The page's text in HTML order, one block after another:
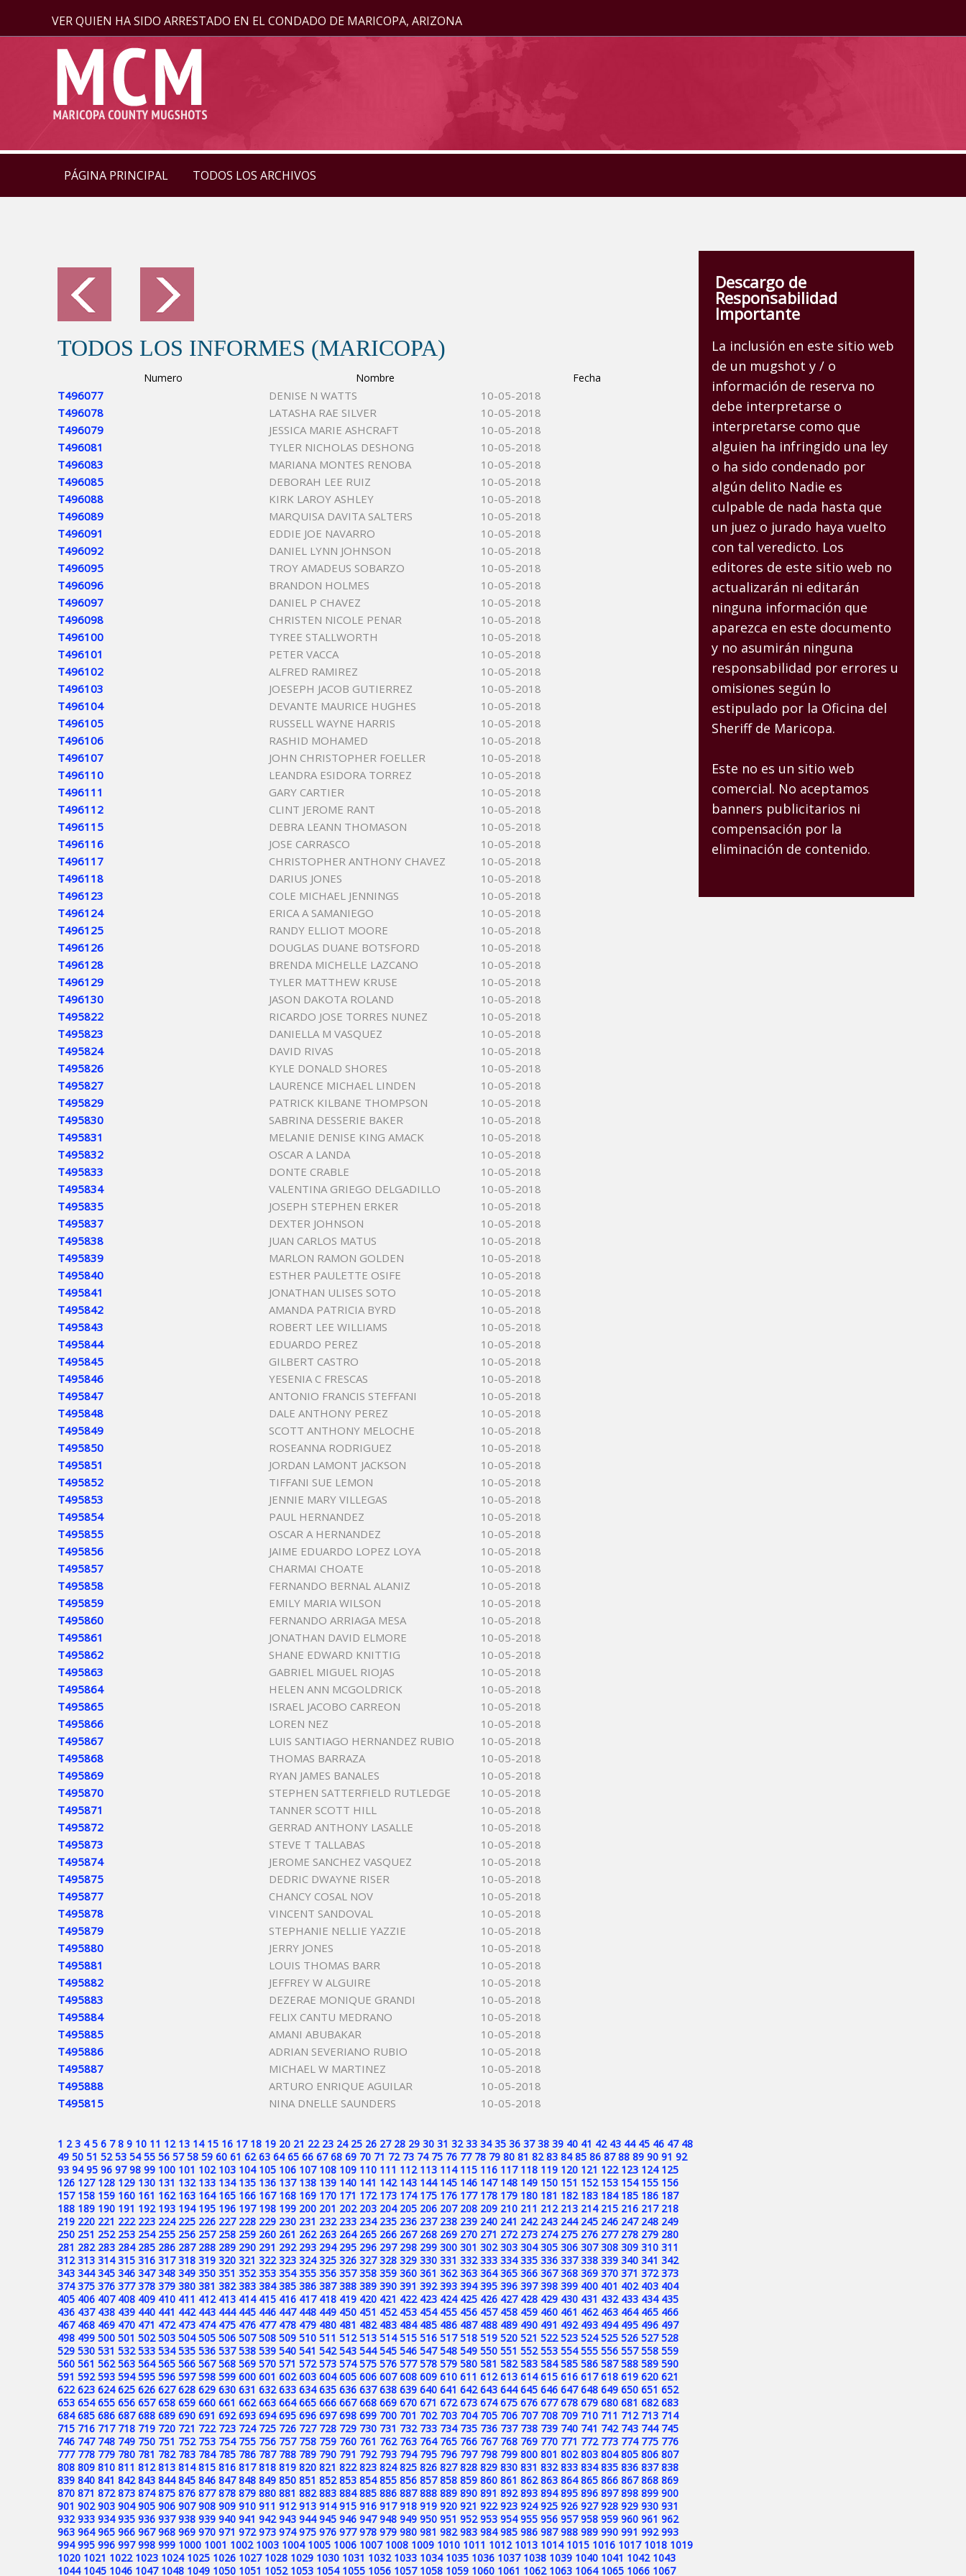
VER QUIEN HA SIDO ARRESTADO EN EL CONDADO DE MARICOPA, ARIZONA
PÁGINA PRINCIPAL TODOS LOS ARCHIVOS
TODOS LOS INFORMES (MARICOPA)
Numero Nombre Fecha
T496077 DENISE N WATTS
10-05-2018
T496078
LATASHA RAE SILVER
10-05-2018
T496079
JESSICA MARIE ASHCRAFT
10-05-2018
T496081
TYLER NICHOLAS DESHONG
10-05-2018
T496083
MARIANA MONTES RENOBA
10-05-2018
T496085
DEBORAH LEE RUIZ
10-05-2018
T496088
KIRK LAROY ASHLEY
10-05-2018
T496089
MARQUISA DAVITA SALTERS
10-05-2018
T496091
EDDIE JOE NAVARRO
10-05-2018
T496092
DANIEL LYNN JOHNSON
10-05-2018
T496095
TROY AMADEUS SOBARZO
10-05-2018
T496096
BRANDON HOLMES
10-05-2018
T496097
DANIEL P CHAVEZ
10-05-2018
T496098
CHRISTEN NICOLE PENAR
10-05-2018
T496100
TYREE STALLWORTH
10-05-2018
T496101
PETER VACCA
10-05-2018
T496102
ALFRED RAMIREZ
10-05-2018
T496103
JOESEPH JACOB GUTIERREZ
10-05-2018
T496104
DEVANTE MAURICE HUGHES
10-05-2018
T496105
RUSSELL WAYNE HARRIS
10-05-2018
T496106
RASHID MOHAMED
10-05-2018
T496107
JOHN CHRISTOPHER FOELLER
10-05-2018
T496110
LEANDRA ESIDORA TORREZ
10-05-2018
T496111
GARY CARTIER
10-05-2018
T496112
CLINT JEROME RANT
10-05-2018
T496115
DEBRA LEANN THOMASON
10-05-2018
T496116
JOSE CARRASCO
10-05-2018
T496117
CHRISTOPHER ANTHONY CHAVEZ
10-05-2018
T496118
DARIUS JONES
10-05-2018
T496123
COLE MICHAEL JENNINGS
10-05-2018
T496124
ERICA A SAMANIEGO
10-05-2018
T496125
RANDY ELLIOT MOORE
10-05-2018
T496126
DOUGLAS DUANE BOTSFORD
10-05-2018
T496128
BRENDA MICHELLE LAZCANO
10-05-2018
T496129
TYLER MATTHEW KRUSE
10-05-2018
T496130
JASON DAKOTA ROLAND
10-05-2018
T495822
RICARDO JOSE TORRES NUNEZ
10-05-2018
T495823
DANIELLA M VASQUEZ
10-05-2018
T495824
DAVID RIVAS
10-05-2018
T495826
KYLE DONALD SHORES
10-05-2018
T495827
LAURENCE MICHAEL LINDEN
10-05-2018
T495829
PATRICK KILBANE THOMPSON
10-05-2018
T495830
SABRINA DESSERIE BAKER
10-05-2018
T495831
MELANIE DENISE KING AMACK
10-05-2018
T495832
OSCAR A LANDA
10-05-2018
T495833
DONTE CRABLE
10-05-2018
T495834
VALENTINA GRIEGO DELGADILLO
10-05-2018
T495835
JOSEPH STEPHEN ERKER
10-05-2018
T495837
DEXTER JOHNSON
10-05-2018
T495838
JUAN CARLOS MATUS
10-05-2018
T495839
MARLON RAMON GOLDEN
10-05-2018
T495840
ESTHER PAULETTE OSIFE
10-05-2018
T495841
JONATHAN ULISES SOTO
10-05-2018
T495842
AMANDA PATRICIA BYRD
10-05-2018
T495843
ROBERT LEE WILLIAMS
10-05-2018
T495844
EDUARDO PEREZ
10-05-2018
T495845
GILBERT CASTRO
10-05-2018
T495846
YESENIA C FRESCAS
10-05-2018
T495847
ANTONIO FRANCIS STEFFANI
10-05-2018
T495848
DALE ANTHONY PEREZ
10-05-2018
T495849
SCOTT ANTHONY MELOCHE
10-05-2018
T495850
ROSEANNA RODRIGUEZ
10-05-2018
T495851
JORDAN LAMONT JACKSON
10-05-2018
T495852
TIFFANI SUE LEMON
10-05-2018
T495853
JENNIE MARY VILLEGAS
10-05-2018
T495854
PAUL HERNANDEZ
10-05-2018
T495855
OSCAR A HERNANDEZ
10-05-2018
T495856
JAIME EDUARDO LOPEZ LOYA
10-05-2018
T495857
CHARMAI CHOATE
10-05-2018
T495858
FERNANDO BERNAL ALANIZ
10-05-2018
T495859
EMILY MARIA WILSON
10-05-2018
T495860
FERNANDO ARRIAGA MESA
10-05-2018
T495861
JONATHAN DAVID ELMORE
10-05-2018
T495862
SHANE EDWARD KNITTIG
10-05-2018
T495863
GABRIEL MIGUEL RIOJAS
10-05-2018
T495864
HELEN ANN MCGOLDRICK
10-05-2018
T495865
ISRAEL JACOBO CARREON
10-05-2018
T495866
LOREN NEZ
10-05-2018
T495867
LUIS SANTIAGO HERNANDEZ RUBIO
10-05-2018
T495868
THOMAS BARRAZA
10-05-2018
T495869
RYAN JAMES BANALES
10-05-2018
T495870
STEPHEN SATTERFIELD RUTLEDGE
10-05-2018
T495871
TANNER SCOTT HILL
10-05-2018
T495872
GERRAD ANTHONY LASALLE
10-05-2018
T495873
STEVE T TALLABAS
10-05-2018
T495874
JEROME SANCHEZ VASQUEZ
10-05-2018
T495875
DEDRIC DWAYNE RISER
10-05-2018
T495877
CHANCY COSAL NOV
10-05-2018
T495878
VINCENT SANDOVAL
10-05-2018
T495879
STEPHANIE NELLIE YAZZIE
10-05-2018
T495880
JERRY JONES
10-05-2018
T495881
LOUIS THOMAS BARR
10-05-2018
T495882
JEFFREY W ALGUIRE
10-05-2018
T495883
DEZERAE MONIQUE GRANDI
10-05-2018
T495884
FELIX CANTU MEDRANO
10-05-2018
T495885
AMANI ABUBAKAR
10-05-2018
T495886
ADRIAN SEVERIANO RUBIO
10-05-2018
T495887
MICHAEL W MARTINEZ
10-05-2018
T495888
ARTURO ENRIQUE AGUILAR
10-05-2018
T495815
NINA DNELLE SAUNDERS 10-05-2018
1 2 3 4 5 6 7 8 9 10 11 12 13 14 15 16 17 18 19 20 21 22 23 24 25 26 27 28 29 30 31 32 33 34 35 36 37 38 39 40 41 42 43 44 45 46 47 48
49 50 51 52 53 54 55 56 57 58 59 60 61 62 63 64 65 66 67 68 69 70 71 72 73 74 75 76 77 78 79 80 81 82 83 84 85 86 87 88 89 90 91 92
93 94 95 96 97 98 99 100 101 102 103 104 105 106 107 108 109 110 111 112 113 114 115 116 117 118 119 120 121 122 123 124 125
126 127 128 129 130 131 132 133 134 135 136 137 138 139 140 141 142 143 144 145 146 147 148 149 150 151 152 153 154 155 156
157 158 159 160 161 162 163 164 165 166 167 168 169 170 171 172 173 174 175 176 177 178 179 180 181 182 183 184 185 186 187
188 189 190 191 192 193 194 195 196 197 198 199 200 201 202 203 204 205 206 207 208 209 210 211 212 213 214 215 216 217 218
219 220 221 222 223 224 225 226 227 228 229 230 231 232 233 234 235 236 237 238 239 240 241 242 243 244 245 246 247 248 249
250 251 252 253 254 255 256 257 258 259 260 261 262 263 264 265 266 267 268 269 270 271 272 273 274 275 276 277 278 279 280
281 282 283 284 285 286 287 288 289 290 291 292 293 294 295 296 297 298 299 300 301 302 303 304 305 306 307 308 309 310 311
312 313 314 315 316 317 318 319 320 321 322 323 324 325 326 327 328 329 330 331 332 333 334 335 336 337 338 339 340 341 342
343 344 345 346 347 348 349 350 351 352 353 354 355 356 357 358 359 360 361 362 363 364 365 366 367 368 369 370 371 372 373
374 375 376 377 378 379 380 381 382 383 384 385 386 387 388 389 390 391 392 393 394 395 396 397 398 399 400 401 402 403 404
405 406 407 408 409 410 411 412 413 414 415 416 417 418 419 420 421 422 423 424 425 426 427 428 429 430 431 432 433 434 435
436 437 438 439 440 441 442 443 444 445 446 447 448 449 450 451 452 453 454 455 456 457 458 459 460 461 462 463 464 465 466
467 468 469 470 471 472 473 474 475 476 477 478 479 480 481 482 483 484 485 486 487 488 489 490 491 492 493 494 495 496 497
498 499 500 501 502 503 504 505 506 507 508 509 510 511 512 513 514 515 516 517 518 519 520 521 522 523 524 525 526 527 528
529 530 531 532 533 534 535 536 537 538 539 540 541 542 543 544 545 546 547 548 549 550 551 552 553 554 555 556 557 558 559
560 561 562 563 564 565 566 567 568 569 570 571 572 573 574 575 576 577 578 579 580 581 582 583 584 585 586 587 588 589 590
591 592 593 594 595 596 597 598 599 600 601 602 603 604 605 606 607 608 609 610 611 612 613 614 615 616 617 618 619 620 621
622 623 624 625 626 627 628 629 630 631 632 633 634 635 636 637 638 639 640 641 642 643 644 645 646 647 648 649 650 651 652
653 654 655 656 657 658 659 660 661 662 663 664 665 666 667 668 669 670 671 672 673 674 675 676 677 678 679 680 681 682 683
684 685 686 687 688 689 690 691 692 693 694 695 696 697 698 699 700 701 702 703 704 705 706 707 708 709 710 711 712 713 714
715 716 717 718 719 720 721 722 723 724 725 726 727 728 729 730 731 732 733 734 735 736 737 738 739 740 741 742 743 744 745
746 747 748 749 750 751 752 753 754 755 756 757 758 759 760 761 762 763 764 765 766 767 768 769 770 771 772 773 774 775 776
777 778 779 780 781 782 783 784 785 786 787 788 789 790 791 792 793 794 795 796 797 798 799 800 801 802 803 804 805 806 807
808 809 810 811 812 813 814 815 816 817 818 819 820 821 822 823 824 825 826 827 828 829 830 831 832 833 834 835 836 837 838
839 840 841 842 843 844 845 846 847 848 849 850 851 852 853 854 855 856 857 858 859 860 861 862 863 864 865 866 867 868 869
870 871 872 873 874 875 876 877 878 879 880 881 882 883 884 885 886 887 888 889 890 891 892 893 894 895 896 897 898 899 900
901 902 903 904 905 906 907 908 909 910 911 912 913 914 915 916 917 918 919 920 921 922 923 924 925 926 927 928 929 930 931
932 933 934 935 936 937 938 939 940 941 942 943 944 945 946 947 948 949 950 951 952 953 954 955 956 957 958 959 960 961 962
963 964 965 966 967 968 969 970 971 972 973 974 975 976 977 978 979 980 981 982 983 984 985 986 987 988 989 990 991 992 993
994 995 996 997 998 999 1000 1001 1002 1003 1004 1005 1006 1007 1008 1009 1010 1011 1012 1013 1014 1015 1016 1017 1018 1019
1020 1021 1022 1023 1024 1025 1026 1027 1028 1029 1030 1031 1032 1033 1034 1035 1036 1037 1038 1039 1040 1041 1042 1043
1044 1045 1046 1047 1048 1049 1050 1051 1052 1053 1054 1055 1056 1057 1058 1059 1060 1061 1062 1063 1064 1065 1066 1067
Descargo de
Responsabilidad
Importante
La inclusión en este sitio web
de un mugshot y / o
información de reserva no
debe interpretarse o
interpretarse como que
alguien ha infringido una ley
o ha sido condenado por
algún delito Nadie es
culpable de nada hasta que
un juez o jurado haya vuelto
con tal veredicto. Los
editores de este sitio web no
actualizarán ni editarán
ninguna información que
aparezca en este documento
y no asumirán ninguna
responsabilidad por errores u
omisiones según lo
estipulado por la Oficina del
Sheriff de Maricopa.
Este no es un sitio web
comercial. No aceptamos
banners publicitarios ni
compensación por la
eliminación de contenido.